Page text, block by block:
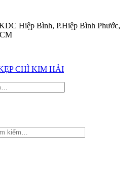
Hiệp Bình, P.Hiệp Bình Phước,